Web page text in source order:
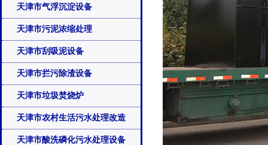
天津市气浮沉淀设备
天津市污泥浓缩处理
天津市刮吸泥设备
天津市拦污除渣设备
天津市垃圾焚烧炉
天津市农村生活污水处理改造
天津市酸洗磷化污水处理设备